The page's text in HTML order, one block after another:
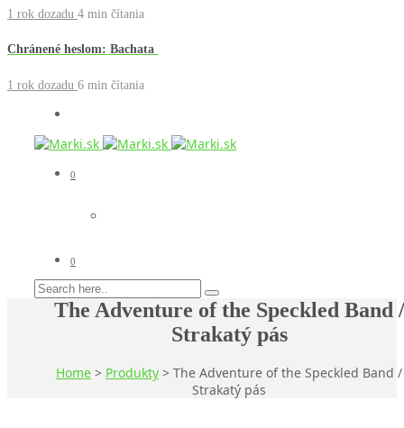
1 rok dozadu 4 min čítania
Chránené heslom: Bachata
1 rok dozadu 6 min čítania
0
0
The Adventure of the Speckled Band /
Strakatý pás
Home > Produkty > The Adventure of the Speckled Band /
Strakatý pás